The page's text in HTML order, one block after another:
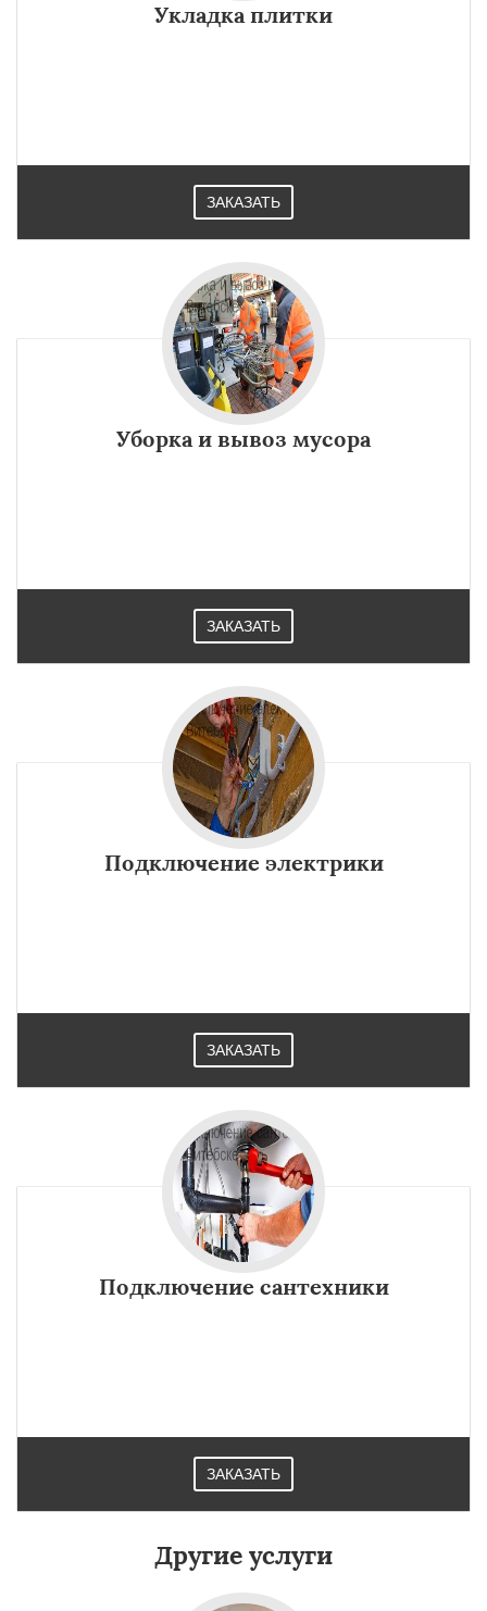
Укладка плитки
ЗАКАЗАТЬ
Уборка и вывоз мусора
ЗАКАЗАТЬ
Подключение электрики
ЗАКАЗАТЬ
Подключение сантехники
ЗАКАЗАТЬ
Другие услуги